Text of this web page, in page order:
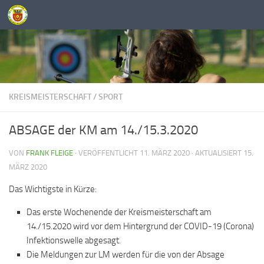
Unter dem Inhalt
KREISMEISTERSCHAFT/SPORT
ABSAGE der KM am 14./15.3.2020
VON FRANK FLEIGE · VERÖFFENTLICHT 11. MÄRZ 2020 · AKTUALISIERT 15.
MÄRZ 2020
Das Wichtigste in Kürze:
Das erste Wochenende der Kreismeisterschaft am
14./15.2020 wird vor dem Hintergrund der COVID-19 (Corona)
Infektionswelle abgesagt.
Die Meldungen zur LM werden für die von der Absage